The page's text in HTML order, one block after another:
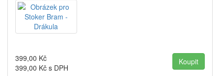
399,00 Kč
399,00 Kč s DPH